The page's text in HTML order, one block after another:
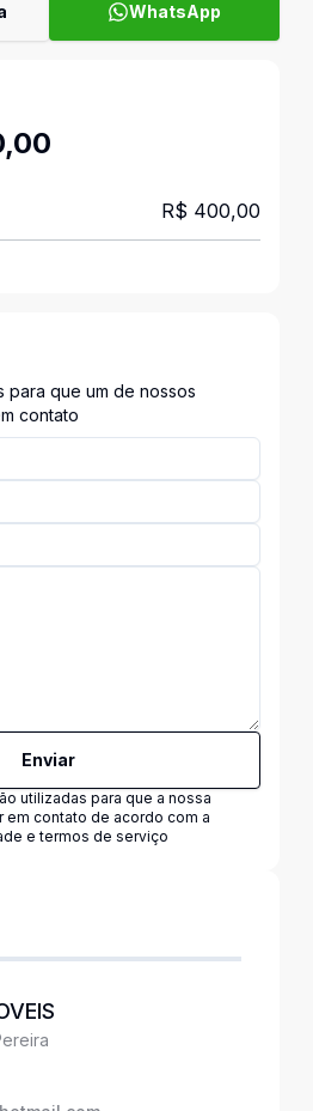
WhatsApp
R$ 400,00
para que um de nossos
contato
Enviar
utilizadas para que a nossa
em contato de acordo com a
e termos de serviço
Pereira